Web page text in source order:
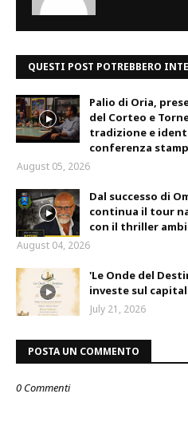
QUESTI POST POTREBBERO
Palio di Oria,
del Corteo e
tradizione e
conferenza
August 05, 2026
Dal successo di
continua il tour
con il thriller
August 04, 2026
'Le Onde del
investe sul
July 21, 2026
POSTA UN COMMENTO
0 Commenti